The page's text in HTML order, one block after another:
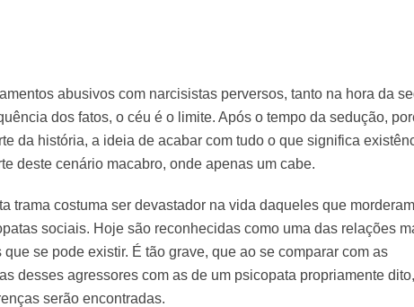
abusivos com narcisistas perversos, tanto na hora da
dos fatos, o céu é o limite. Após o tempo da sedução,
da história, a ideia de acabar com tudo o que significa
deste cenário macabro, onde apenas um cabe.
trama costuma ser devastador na vida daqueles que
sociais. Hoje são reconhecidas como uma das relações
que se pode existir. É tão grave, que ao se comparar com as
desses agressores com as de um psicopata propriamente dito,
serão encontradas.